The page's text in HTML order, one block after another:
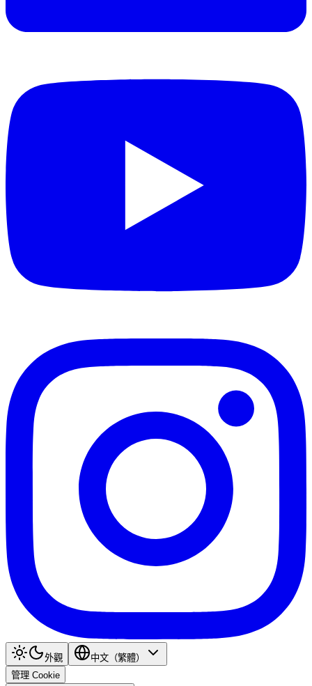
外觀
中文（繁體）
管理 Cookie